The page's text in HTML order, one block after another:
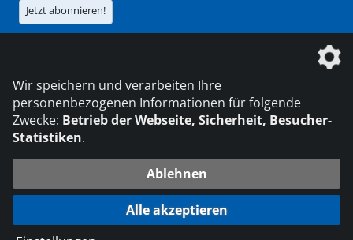
Jetzt abonnieren!
Die DVS Media GmbH ist ein Unternehmen der
© 2026 DVS Media GmbH
Datenschutzeinstellungen
Wir speichern und verarbeiten Ihre
personenbezogenen Informationen für folgende
Zwecke: Betrieb der Webseite, Sicherheit, Besucher-
Statistiken.
Ablehnen
Alle akzeptieren